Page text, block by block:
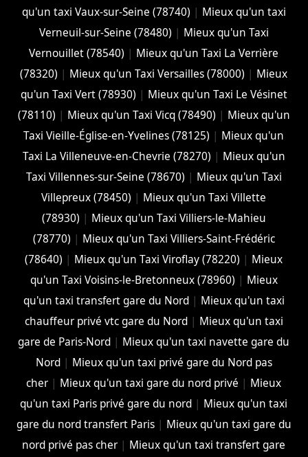
qu'un taxi Vaux-sur-Seine (78740) | Mieux qu'un taxi
Verneuil-sur-Seine (78480) | Mieux qu'un Taxi
Vernouillet (78540) | Mieux qu'un Taxi La Verrière
(78320) | Mieux qu'un Taxi Versailles (78000) | Mieux
qu'un Taxi Vert (78930) | Mieux qu'un Taxi Le Vésinet
(78110) | Mieux qu'un Taxi Vicq (78490) | Mieux qu'un
Taxi Vieille-Église-en-Yvelines (78125) | Mieux qu'un
Taxi La Villeneuve-en-Chevrie (78270) | Mieux qu'un
Taxi Villennes-sur-Seine (78670) | Mieux qu'un Taxi
Villepreux (78450) | Mieux qu'un Taxi Villette
(78930) | Mieux qu'un Taxi Villiers-le-Mahieu
(78770) | Mieux qu'un Taxi Villiers-Saint-Frédéric
(78640) | Mieux qu'un Taxi Viroflay (78220) | Mieux
qu'un Taxi Voisins-le-Bretonneux (78960) | Mieux
qu'un taxi transfert gare du Nord| Mieux qu'un taxi
chauffeur privé vtc gare du Nord| Mieux qu'un taxi
gare de Paris-Nord | Mieux qu'un taxi navette gare du
Nord| Mieux qu'un taxi privé gare du Nord pas
cher | Mieux qu'un taxi gare du nord privé | Mieux
qu'un taxi Paris privé gare du nord | Mieux qu'un taxi
gare du nord transfert Paris| Mieux qu'un taxi gare du
nord privé pas cher | Mieux qu'un taxi transfert gare